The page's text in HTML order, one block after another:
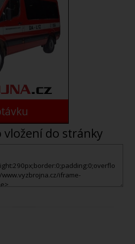
vložení do stránky